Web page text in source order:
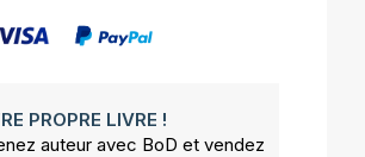
PROPRE LIVRE !
auteur avec BoD et vendez